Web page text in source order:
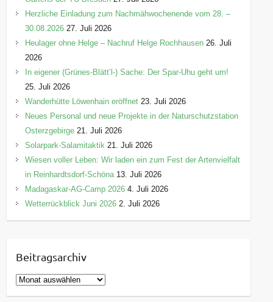
Herzliche Einladung zum Nachmähwochenende vom 28. –
30.08.2026 27. Juli 2026
Heulager ohne Helge – Nachruf Helge Rochhausen 26. Juli
2026
In eigener (Grünes-Blätt’l-) Sache: Der Spar-Uhu geht um!
25. Juli 2026
Wanderhütte Löwenhain eröffnet 23. Juli 2026
Neues Personal und neue Projekte in der Naturschutzstation
Osterzgebirge 21. Juli 2026
Solarpark-Salamitaktik 21. Juli 2026
Wiesen voller Leben: Wir laden ein zum Fest der Artenvielfalt
in Reinhardtsdorf-Schöna 13. Juli 2026
Madagaskar-AG-Camp 2026 4. Juli 2026
Wetterrückblick Juni 2026 2. Juli 2026
Beitragsarchiv
B
e